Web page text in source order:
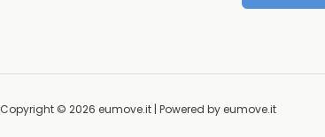
Copyright © 2026 eumove.it | Powered by eumove.it